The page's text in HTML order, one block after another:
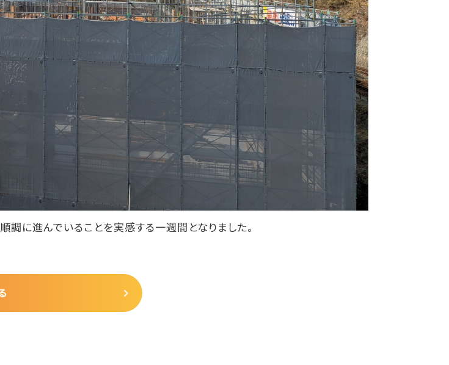
に進んでいることを実感する一週間となりました。